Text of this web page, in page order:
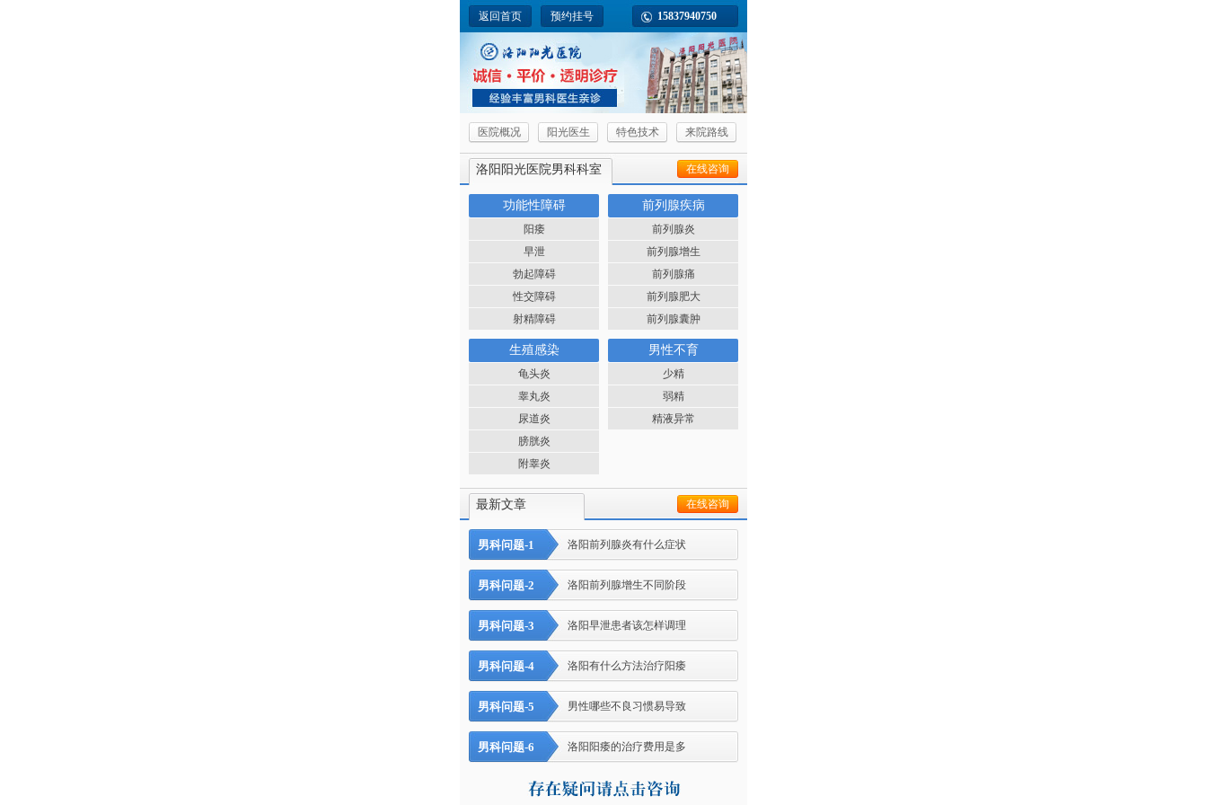
返回首页 预约挂号 15837940750
医院概况 阳光医生 特色技术 来院路线
洛阳阳光医院男科科室 在线咨询
功能性障碍
阳痿
早泄
勃起障碍
性交障碍
射精障碍
前列腺疾病
前列腺炎
前列腺增生
前列腺痛
前列腺肥大
前列腺囊肿
生殖感染
龟头炎
睾丸炎
尿道炎
膀胱炎
附睾炎
男性不育
少精
弱精
精液异常
最新文章 在线咨询
男科问题-1 洛阳前列腺炎有什么症状
男科问题-2 洛阳前列腺增生不同阶段
男科问题-3 洛阳早泄患者该怎样调理
男科问题-4 洛阳有什么方法治疗阳痿
男科问题-5 男性哪些不良习惯易导致
男科问题-6 洛阳阳痿的治疗费用是多